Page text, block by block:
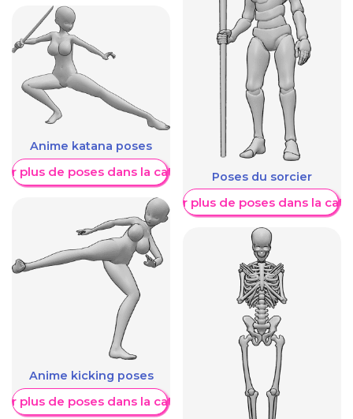
Anime katana poses
plus de poses dans la catégorie
Anime kicking poses
plus de poses dans la catégorie
Poses du sorcier
Afficher plus de poses dans la